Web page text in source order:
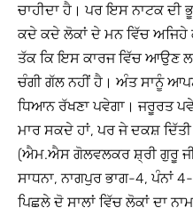
ਚਾਹੀਦਾ ਹੈ। ਪਰ ਇਸ ਨਾਟਕ
ਕਦੇ ਕਦੇ ਲੋਕਾਂ ਦੇ ਮਨ ਵਿੱਚ
ਤੱਕ ਕਿ ਇਸ ਕਾਰਜ ਵਿੱਚ ਆਉਣ
ਚੰਗੀ ਗੱਲ ਨਹੀਂ ਹੈ। ਅੰਤ ਸਾਨੂੰ
ਧਿਆਨ ਰੱਖਣਾ ਪਵੇਗਾ। ਜਰੂਰਤ
ਮਾਰ ਸਕਦੇ ਹਾਂ, ਪਰ ਜੇ ਦਕਸ਼
(ਐਮ.ਐਸ ਗੋਲਵਲਕਰ ਸ਼੍ਰੀ ਗੁਰੂ
ਸਾਧਨਾ, ਨਾਗਪੁਰ ਭਾਗ-4, ਪੰਨਾਂ
ਪਿਛਲੇ ਦੋ ਸਾਲਾਂ ਵਿੱਚ ਲੋਕਾਂ ਦਾ